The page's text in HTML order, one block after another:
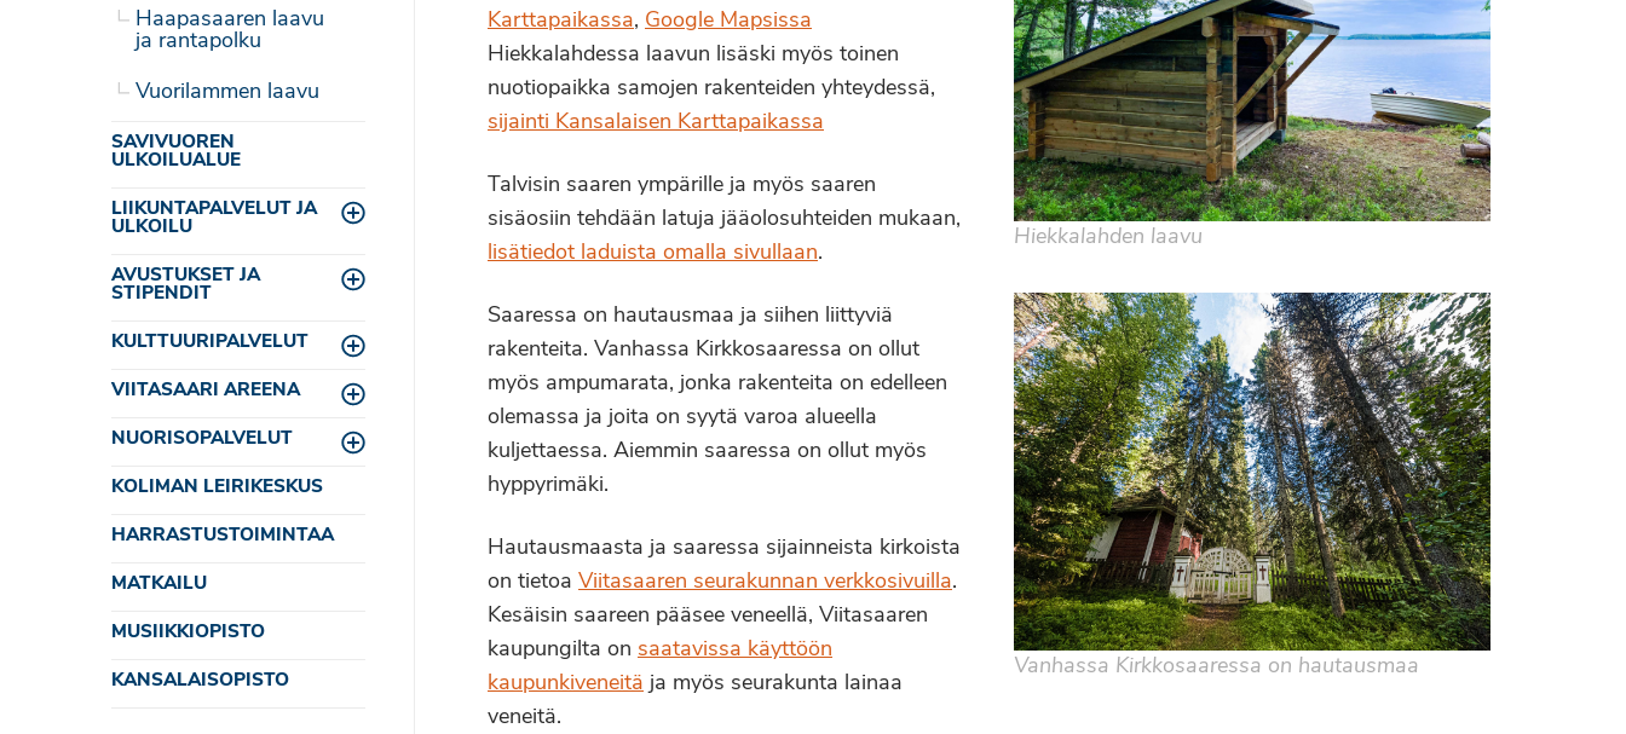
Haapasaaren laavu
ja rantapolku
Vuorilammen laavu
SAVIVUOREN
ULKOILUALUE
LIIKUNTAPALVELUT JA
ULKOILU
Toggle menu
AVUSTUKSET JA
STIPENDIT
Toggle menu
KULTTUURIPALVELUT
Toggle menu
VIITASAARI AREENA
Toggle menu
NUORISOPALVELUT
Toggle menu
KOLIMAN LEIRIKESKUS
HARRASTUSTOIMINTAA
MATKAILU
MUSIIKKIOPISTO
KANSALAISOPISTO
Karttapaikassa, Google Mapsissa
Hiekkalahdessa laavun lisäski myös toinen
nuotiopaikka samojen rakenteiden yhteydessä,
sijainti Kansalaisen Karttapaikassa
Talvisin saaren ympärille ja myös saaren
sisäosiin tehdään latuja jääolosuhteiden mukaan,
lisätiedot laduista omalla sivullaan.
Saaressa on hautausmaa ja siihen liittyviä
rakenteita. Vanhassa Kirkkosaaressa on ollut
myös ampumarata, jonka rakenteita on edelleen
olemassa ja joita on syytä varoa alueella
kuljettaessa. Aiemmin saaressa on ollut myös
hyppyrimäki.
Hautausmaasta ja saaressa sijainneista kirkoista
on tietoa Viitasaaren seurakunnan verkkosivuilla.
Kesäisin saareen pääsee veneellä, Viitasaaren
kaupungilta on saatavissa käyttöön
kaupunkiveneitä ja myös seurakunta lainaa
veneitä.
Hiekkalahden laavu
Vanhassa Kirkkosaaressa on hautausmaa